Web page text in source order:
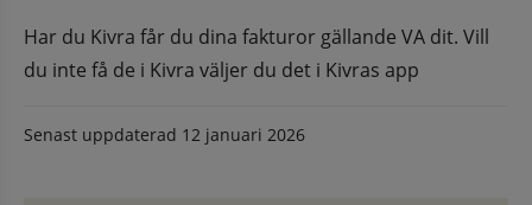
Har du Kivra får du dina fakturor gällande VA dit. Vill
du inte få de i Kivra väljer du det i Kivras app
Senast uppdaterad 12 januari 2026